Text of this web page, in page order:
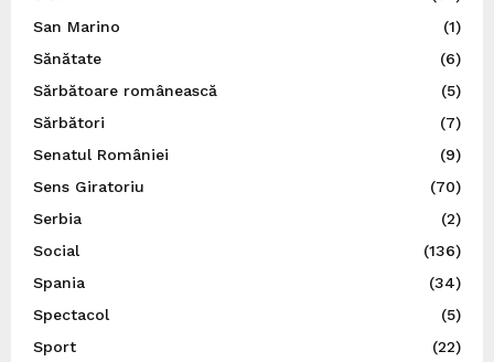
San Marino
(1)
Sănătate
(6)
Sărbătoare românească
(5)
Sărbători
(7)
Senatul României
(9)
Sens Giratoriu
(70)
Serbia
(2)
Social
(136)
Spania
(34)
Spectacol
(5)
Sport
(22)